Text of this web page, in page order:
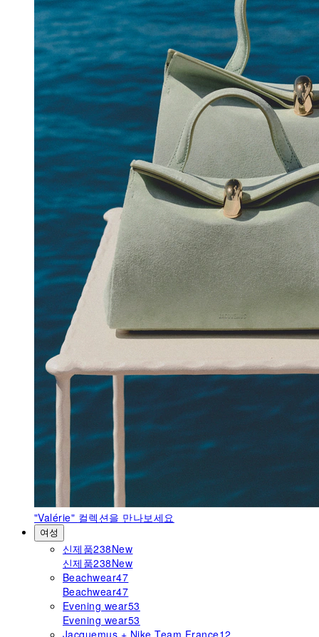
"Valérie" 컬렉션을 만나보세요
여성
신제품238New
신제품238New
Beachwear47
Beachwear47
Evening wear53
Evening wear53
Jacquemus + Nike Team France12